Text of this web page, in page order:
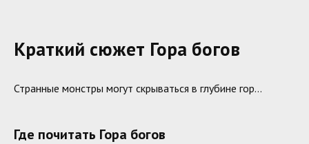
Краткий сюжет Гора богов
Странные монстры могут скрываться в глубине гор…
Где почитать Гора богов